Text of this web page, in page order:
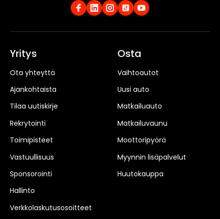
Yritys
Ota yhteyttä
Ajankohtaista
Tilaa uutiskirje
Rekrytointi
Toimipisteet
Vastuullisuus
Sponsorointi
Hallinto
Verkkolaskutusosoitteet
Osta
Vaihtoautot
Uusi auto
Matkailuauto
Matkailuvaunu
Moottoripyörä
Myynnin lisäpalvelut
Huutokauppa